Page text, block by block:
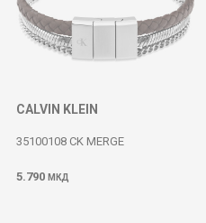
CALVIN KLEIN
35100108 CK MERGE
5.790 МКД